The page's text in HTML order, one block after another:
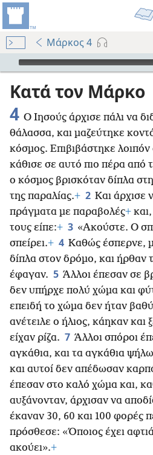
Μάρκος 4
Audio Player
Κατά τον Μάρκο
4 Ο Ιησούς άρχισε πάλι να
θάλασσα, και μαζεύτηκε
κόσμος. Επιβιβάστηκε λοιπόν
κάθισε σε αυτό πιο πέρα από
ο κόσμος βρισκόταν δίπλα
της παραλίας.+ 2 Και άρχισε
πράγματα με παραβολές+
τους είπε:+ 3 «Ακούστε. Ο
σπείρει.+ 4 Καθώς έσπερνε,
δίπλα στον δρόμο, και ήρθαν
έφαγαν. 5 Άλλοι έπεσαν σε
δεν υπήρχε πολύ χώμα και
επειδή το χώμα δεν ήταν
ανέτειλε ο ήλιος, κάηκαν και
είχαν ρίζα. 7 Άλλοι σπόροι
αγκάθια, και τα αγκάθια
και αυτοί δεν απέδωσαν
έπεσαν στο καλό χώμα και,
αυξάνονταν, άρχισαν να
έκαναν 30, 60 και 100 φορές
πρόσθεσε: «Όποιος έχει
ακούει».+